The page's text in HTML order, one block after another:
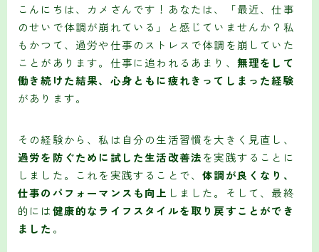
こんにちは、カメさんです！あなたは、「最近、仕事
のせいで体調が崩れている」と感じていませんか？私
もかつて、過労や仕事のストレスで体調を崩していた
ことがあります。仕事に追われるあまり、 無理をして
働き続けた結果、心身ともに疲れきってしまった経験
があります。
その経験から、私は自分の生活習慣を大きく見直し、
過労を防ぐために試した生活改善法を実践することに
しました。これを実践することで、体調が良くなり、
仕事のパフォーマンスも向上 しました。そして、最終
的には健康的なライフスタイルを取り戻すことができ
ました 。